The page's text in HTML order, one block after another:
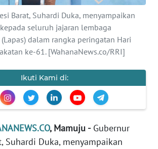
Barat, Suhardi Duka, menyampaikan
seluruh jajaran lembaga
dalam rangka peringatan Hari
ke-61. [WahanaNews.co/RRI]
Ikuti Kami di:
, Mamuju -Gubernur
Suhardi Duka, menyampaikan